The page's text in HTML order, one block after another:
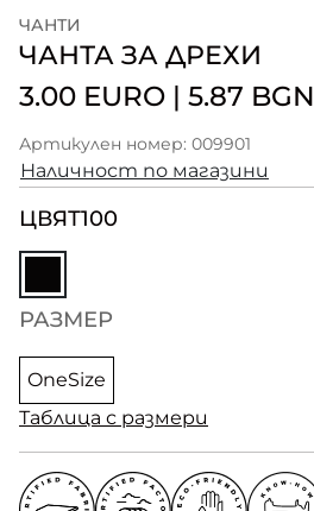
ЧАНТИ
ЧАНТА ЗА ДРЕХИ
3.00 EURO | 5.87 BGN
Артикулен номер: 009901
Наличност по магазини
ЦВЯТ100
РАЗМЕР
OneSize
Таблица с размери